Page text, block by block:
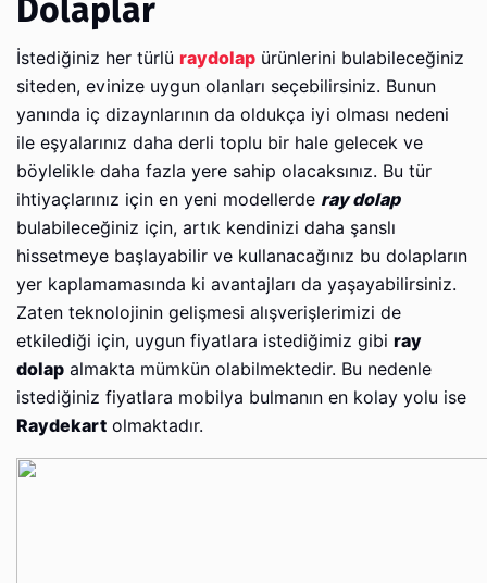
Dolaplar
İstediğiniz her türlü raydolap ürünlerini bulabileceğiniz
siteden, evinize uygun olanları seçebilirsiniz. Bunun
yanında iç dizaynlarının da oldukça iyi olması nedeni
ile eşyalarınız daha derli toplu bir hale gelecek ve
böylelikle daha fazla yere sahip olacaksınız. Bu tür
ihtiyaçlarınız için en yeni modellerde ray dolap
bulabileceğiniz için, artık kendinizi daha şanslı
hissetmeye başlayabilir ve kullanacağınız bu dolapların
yer kaplamamasında ki avantajları da yaşayabilirsiniz.
Zaten teknolojinin gelişmesi alışverişlerimizi de
etkilediği için, uygun fiyatlara istediğimiz gibi ray
dolap almakta mümkün olabilmektedir. Bu nedenle
istediğiniz fiyatlara mobilya bulmanın en kolay yolu ise
Raydekart olmaktadır.